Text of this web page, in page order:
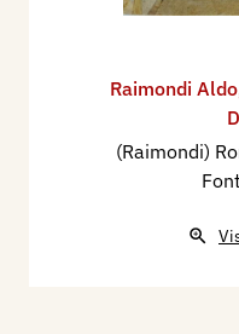
Raimondi Aldo
(Raimondi)